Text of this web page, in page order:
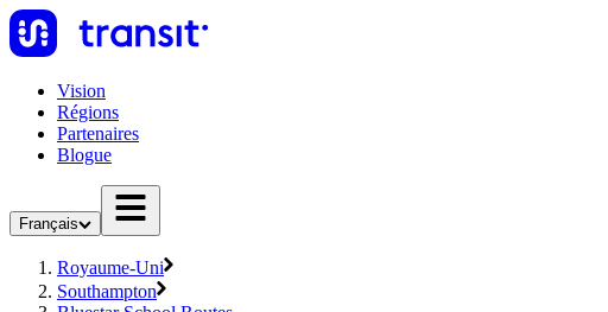
Vision
Régions
Partenaires
Blogue
Français
Royaume-Uni
Southampton